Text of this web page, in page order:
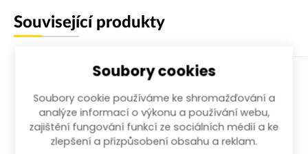
Související produkty
Soubory cookies
Soubory cookie používáme ke shromažďování a
analýze informací o výkonu a používání webu,
zajištění fungování funkcí ze sociálních médií a ke
zlepšení a přizpůsobení obsahu a reklam.